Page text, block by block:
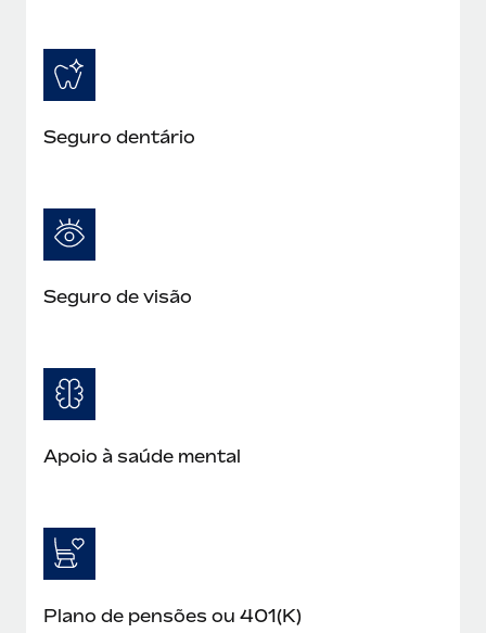
Seguro dentário
Seguro de visão
Apoio à saúde mental
Plano de pensões ou 401(K)